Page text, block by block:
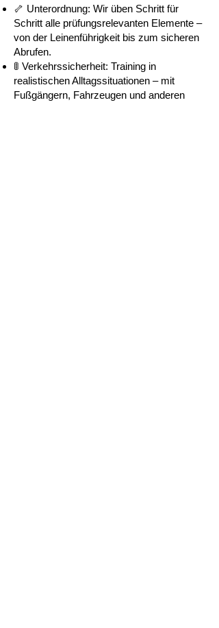
🦴 Unterordnung: Wir üben Schritt für
Schritt alle prüfungsrelevanten Elemente –
von der Leinenführigkeit bis zum sicheren
Abrufen.
🚦 Verkehrssicherheit: Training in
realistischen Alltagssituationen – mit
Fußgängern, Fahrzeugen und anderen